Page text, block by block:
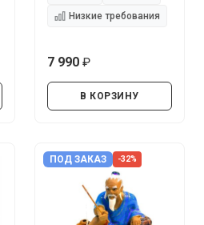
Низкие требования
7 990
В КОРЗИНУ
ПОД ЗАКАЗ -32%